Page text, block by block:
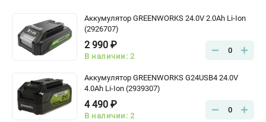
zakaz@gworks-market.ru
Аккумулятор GREENWORKS 24.0V 2.0Ah Li-Ion
(2926707)
2 990 ₽
В наличии: 2
0
Аккумулятор GREENWORKS G24USB4 24.0V
4.0Ah Li-Ion (2939307)
4 490 ₽
В наличии: 2
0